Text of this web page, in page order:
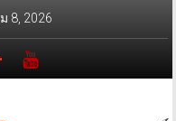
8, 2026